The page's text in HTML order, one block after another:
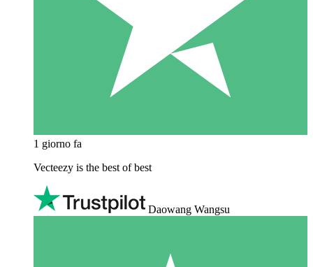
1 giorno fa
Vecteezy is the best of best
Daowang Wangsu